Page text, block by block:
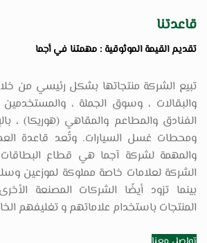
قاعدتنا
تقديم القيمة الموثوقية : مهمتنا في أجما
تبيع الشركة منتجاتها بشكل رئيسي من خلال
والبقالات ، وسوق الجملة ،
الفنادق والمطاعم والمقاهي (هوريكا) ،
ومحطات غسل السيارات. وتُعد قاعدة
والمهمة لشركة آجما هي قطاع البطاقات
الشركة لعلامات خاصة مملوكة لموزعين
بينما تزود أيضًا الشركات المصنعة
المنتجات باستخدام علاماتهم و تغليفهم